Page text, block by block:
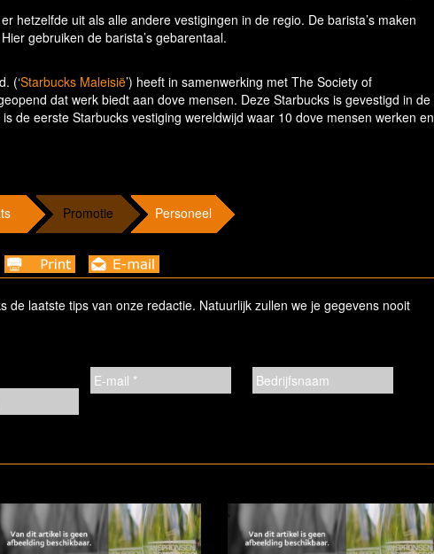
hetzelfde uit als alle andere vestigingen in de regio. De barista’s maken
gebruiken de barista’s gebarentaal.
(‘Starbucks Maleisië’) heeft in samenwerking met The Society of
dat werk biedt aan dove mensen. Deze Starbucks is gevestigd in de
de eerste Starbucks vestiging wereldwijd waar 10 dove mensen werken en
Promotie Personeel
de laatste tips van onze redactie. Natuurlijk zullen we je gegevens nooit